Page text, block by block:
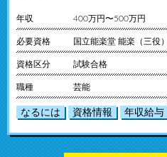
年収 400万円〜500万円
必要資格 国立能楽堂 能楽（三役
資格区分 試験合格
職種 芸能
なるには 資格情報 年収給与